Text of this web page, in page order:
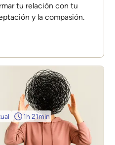
tu relación con tu
y la compasión.
1h 21min